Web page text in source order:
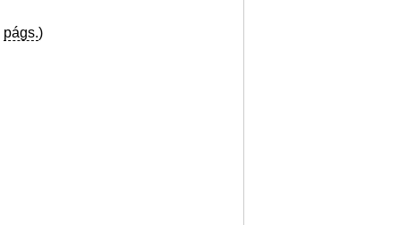
págs.)